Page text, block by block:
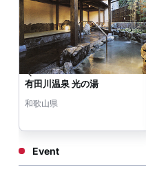
有田川温泉 光の湯
和歌山県
Event